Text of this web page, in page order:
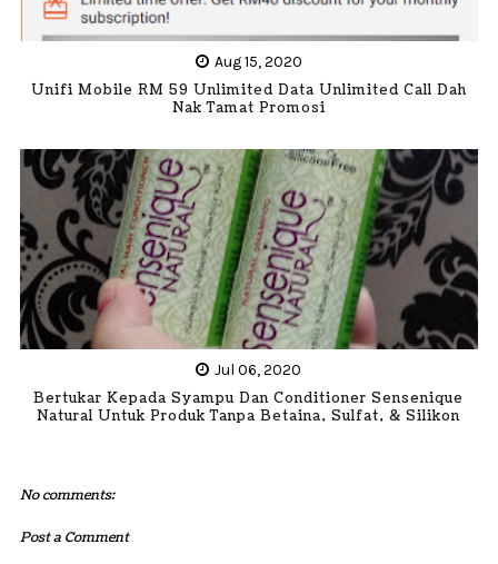
Aug 15, 2020
Unifi Mobile RM 59 Unlimited Data Unlimited Call Dah
Nak Tamat Promosi
Jul 06, 2020
Bertukar Kepada Syampu Dan Conditioner Sensenique
Natural Untuk Produk Tanpa Betaina, Sulfat, & Silikon
No comments:
Post a Comment